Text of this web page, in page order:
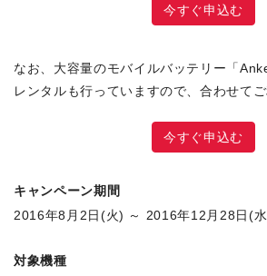
今すぐ申込む
なお、大容量のモバイルバッテリー「
レンタルも行っていますので、合わせてご
今すぐ申込む
キャンペーン期間
2016年8月2日(火) ～ 2016年12月28日(
対象機種